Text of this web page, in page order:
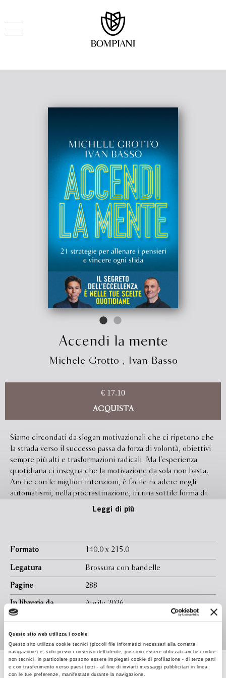
Questo sito web utilizza i cookie
Questo sito utilizza cookie tecnici (piccoli file informatici necessari alla corretta
navigazione) e, solo previo consenso dell’utente, possono essere utilizzati anche cookie
non tecnici, in particolare possono essere impiegati cookie di profilazione - di terze parti
e con trasferimento verso paesi terzi - al fine di inviarti messaggi pubblicitari in linea
con le tue preferenze, manifestate durante la navigazione.
Accendi la mente
Michele Grotto , Ivan Basso
€ 17.10
ACQUISTA
Siamo circondati da slogan motivazionali che ci ripetono che
la strada verso il successo passa da forza di volontà, obiettivi
sempre più alti e trasformazioni radicali. Ma l'esperienza
quotidiana ci insegna che la motivazione da sola non basta.
Anche con le migliori intenzioni, è facile ricadere negli
automatismi, nella procrastinazione, in una sottile forma di
diventino abitudine. Il punto non è la volontà, ma il metodo.
delle scelte, porta con sé il contributo più avanzato delle
neuroscienze applicate, mostrando come le decisioni che
plasmano la nostra vita prendano forma nel cervello ben
prima di diventare azioni. Ivan Basso, campione
internazionale e due volte vincitore del Giro d'Italia, spiega
come la mentalità vincente non sia un dono riservato a
pochi, ma una competenza che si può allenare, nutrire e
intrecciano con storie e strumenti concreti per imparare a
costruire il cambiamento dall'interno: non puntando a un
traguardo irraggiungibile, ma imparando a progettare un
ecosistema mentale in cui l'eccellenza diventi naturale,
Leggi di più
Formato 140.0 x 215.0
Legatura Brossura con bandelle
Pagine 288
In libreria da Aprile 2026
Isbn 9788830153790